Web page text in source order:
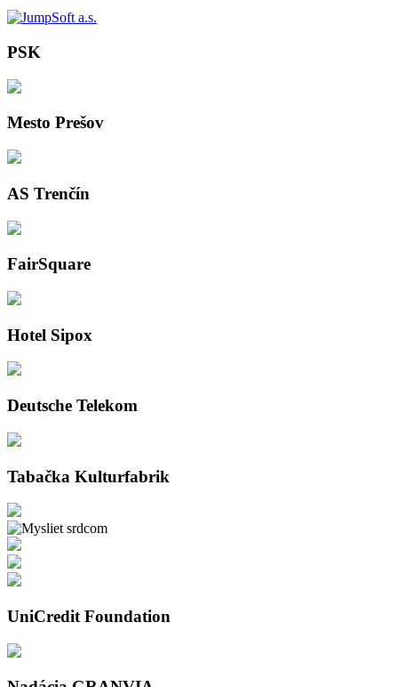
PSK
Mesto Prešov
AS Trenčín
FairSquare
Hotel Sipox
Deutsche Telekom
Tabačka Kulturfabrik
UniCredit Foundation